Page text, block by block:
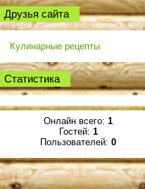
Друзья сайта
Кулинарные рецепты
Статистика
Онлайн всего: 1
Гостей: 1
Пользователей: 0